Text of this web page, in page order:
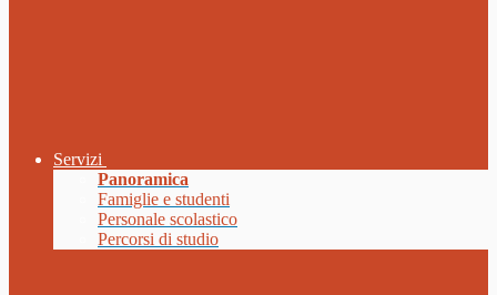
Servizi
Panoramica
Famiglie e studenti
Personale scolastico
Percorsi di studio